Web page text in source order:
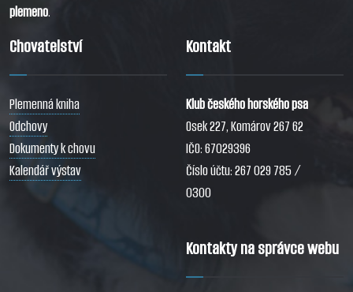
plemeno.
Chovatelství
Plemenná kniha
Odchovy
Dokumenty k chovu
Kalendář výstav
Kontakt
Klub českého horského psa
Osek 227, Komárov 267 62
IČO: 67029396
Číslo účtu: 267 029 785 /
0300
Kontakty na správce webu